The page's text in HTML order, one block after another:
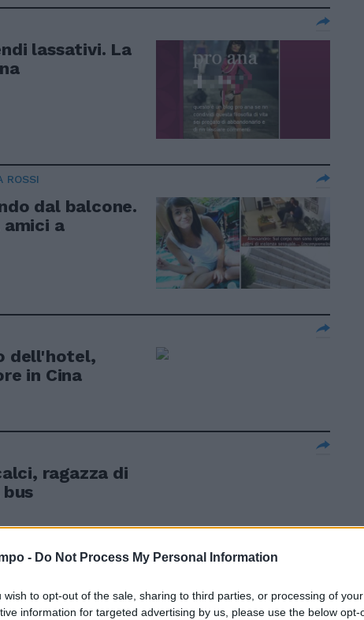
- Do Not Process My Personal Information
wish to opt-out of the sale, sharing to third parties, or processing of
information for targeted advertising by us, please use the below opt-
lassativi. La
ROSSI
dal balcone.
amici a
dell'hotel,
in Cina
ragazza di
una ragazza
stranieri